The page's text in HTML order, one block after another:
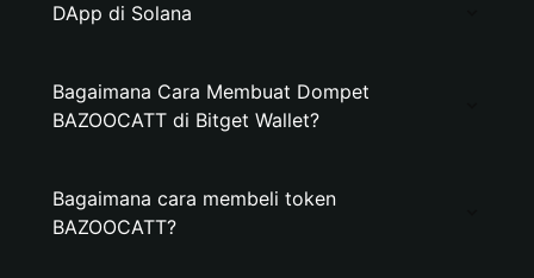
DApp di Solana
Bagaimana Cara Membuat Dompet
BAZOOCATT di Bitget Wallet?
Bagaimana cara membeli token
BAZOOCATT?